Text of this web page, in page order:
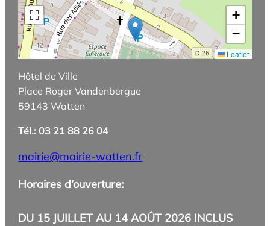
+
−
Leaflet
Hôtel de Ville
Place Roger Vandenbergue
59143 Watten
Tél.: 03 21 88 26 04
mairie@mairie-watten.fr
Horaires d’ouverture:
DU 15 JUILLET AU 14 AOÛT 2026 INCLUS